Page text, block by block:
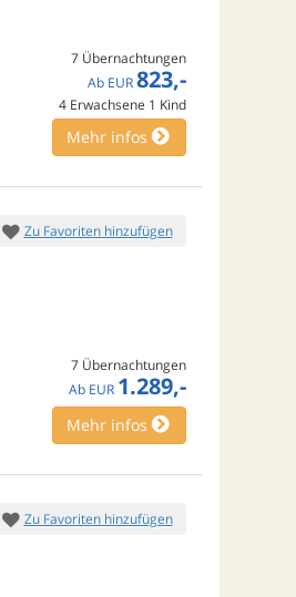
7 Übernachtungen
Ab EUR 823,-
4 Erwachsene 1 Kind
Mehr infos
Zu Favoriten hinzufügen
7 Übernachtungen
Ab EUR 1.289,-
Mehr infos
Zu Favoriten hinzufügen